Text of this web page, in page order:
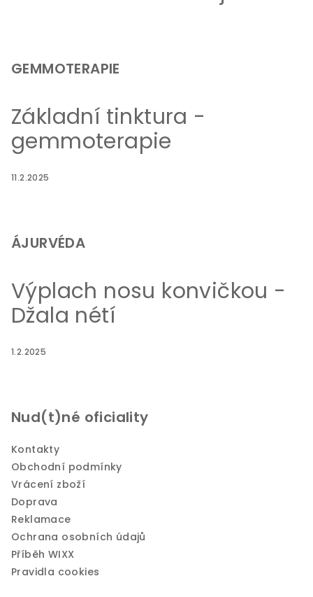
GEMMOTERAPIE
Základní tinktura -
gemmoterapie
11.2.2025
ÁJURVÉDA
Výplach nosu konvičkou -
Džala nétí
1.2.2025
Nud(t)né oficiality
Kontakty
Obchodní podmínky
Vrácení zboží
Doprava
Reklamace
Ochrana osobních údajů
Příběh WIXX
Pravidla cookies